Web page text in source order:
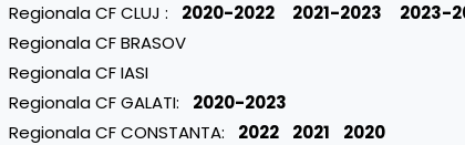
Regionala CF CLUJ : 2020-2022 2021-2023 2023-
Regionala CF BRASOV
Regionala CF IASI
Regionala CF GALATI: 2020-2023
Regionala CF CONSTANTA: 2022 2021 2020